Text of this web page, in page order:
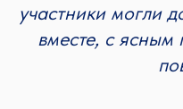
участники могли
вместе, с